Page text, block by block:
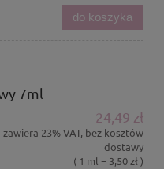
do koszyka
7ml
24,49 zł
zawiera 23% VAT, bez kosztów
dostawy
( 1 ml = 3,50 zł )